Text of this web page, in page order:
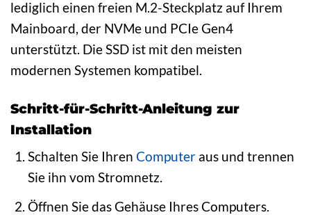
lediglich einen freien M.2-Steckplatz auf Ihrem
Mainboard, der NVMe und PCIe Gen4
unterstützt. Die SSD ist mit den meisten
modernen Systemen kompatibel.
Schritt-für-Schritt-Anleitung zur
Installation
Schalten Sie Ihren Computeraus und trennen
Sie ihn vom Stromnetz.
Öffnen Sie das Gehäuse Ihres Computers.